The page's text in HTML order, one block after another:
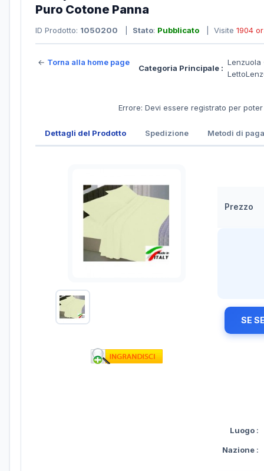
Puro Cotone Panna
ID Prodotto: 1050200 Stato: Pubblicato | Visite 1904
← Torna alla home page
Categoria Principale :
Lenzuola
Errore: Devi essere registrato per
Dettagli del Prodotto Spedizione Metodi di
Prezzo
SE
Luogo :
Nazione :